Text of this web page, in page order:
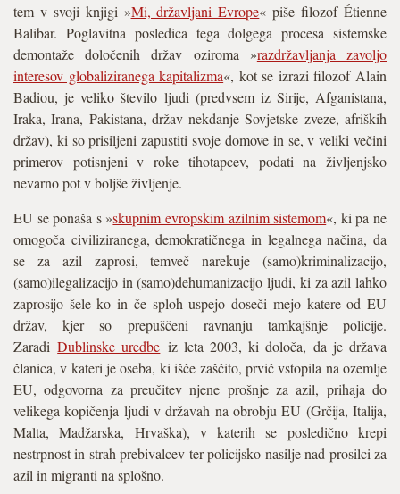
tem v svoji knjigi »Mi, državljani Evrope« piše filozof Étienne
Balibar. Poglavitna posledica tega dolgega procesa sistemske
demontaže določenih držav oziroma »razdržavljanja zavoljo
interesov globaliziranega kapitalizma«, kot se izrazi filozof Alain
Badiou, je veliko število ljudi (predvsem iz Sirije, Afganistana,
Iraka, Irana, Pakistana, držav nekdanje Sovjetske zveze, afriških
držav), ki so prisiljeni zapustiti svoje domove in se, v veliki večini
primerov potisnjeni v roke tihotapcev, podati na življenjsko
nevarno pot v boljše življenje.
EU se ponaša s »skupnim evropskim azilnim sistemom«, ki pa ne
omogoča civiliziranega, demokratičnega in legalnega načina, da
se za azil zaprosi, temveč narekuje (samo)kriminalizacijo,
(samo)ilegalizacijo in (samo)dehumanizacijo ljudi, ki za azil lahko
zaprosijo šele ko in če sploh uspejo doseči mejo katere od EU
držav, kjer so prepuščeni ravnanju tamkajšnje policije.
ZaradiDublinske uredbe iz leta 2003, ki določa, da je država
članica, v kateri je oseba, ki išče zaščito, prvič vstopila na ozemlje
EU, odgovorna za preučitev njene prošnje za azil, prihaja do
velikega kopičenja ljudi v državah na obrobju EU (Grčija, Italija,
Malta, Madžarska, Hrvaška), v katerih se posledično krepi
nestrpnost in strah prebivalcev ter policijsko nasilje nad prosilci za
azil in migranti na splošno.